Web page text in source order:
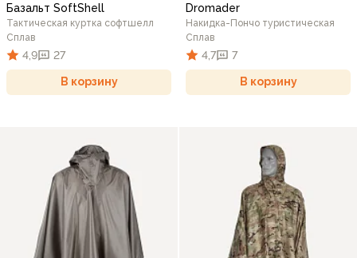
Базальт SoftShell
Тактическая куртка софтшелл
Сплав
4,9 27
В корзину
Dromader
Накидка-Пончо туристическая
Сплав
4,7 7
В корзину